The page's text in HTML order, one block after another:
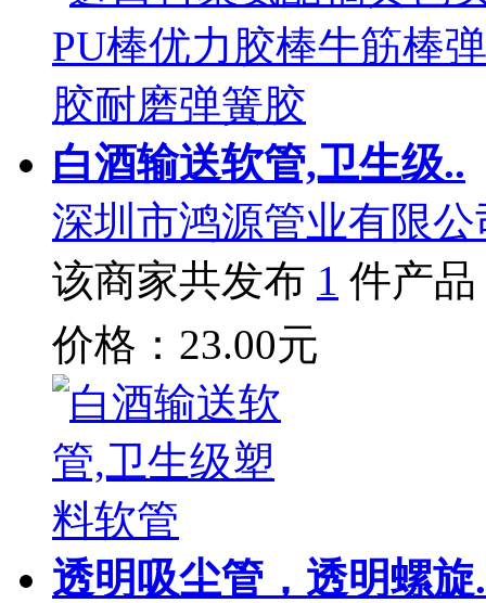
白酒输送软管,卫生级..
深圳市鸿源管业有限公
该商家共发布 1 件产品
价格：23.00元
透明吸尘管，透明螺旋